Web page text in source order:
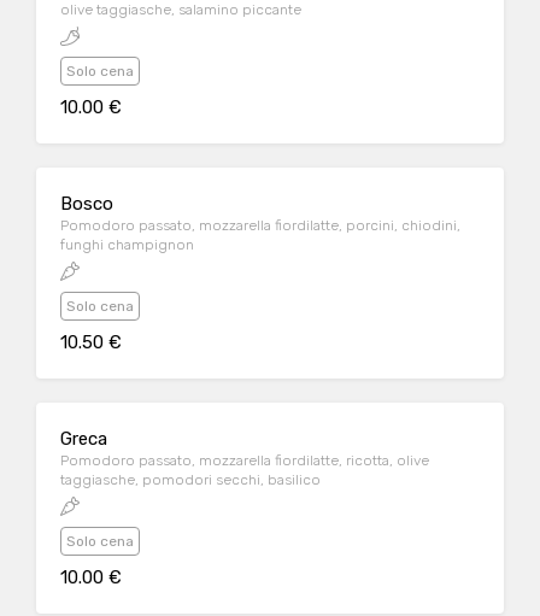
olive taggiasche, salamino piccante
Solo cena
10.00 €
Bosco
Pomodoro passato, mozzarella fiordilatte, porcini, chiodini,
funghi champignon
Solo cena
10.50 €
Greca
Pomodoro passato, mozzarella fiordilatte, ricotta, olive
taggiasche, pomodori secchi, basilico
Solo cena
10.00 €